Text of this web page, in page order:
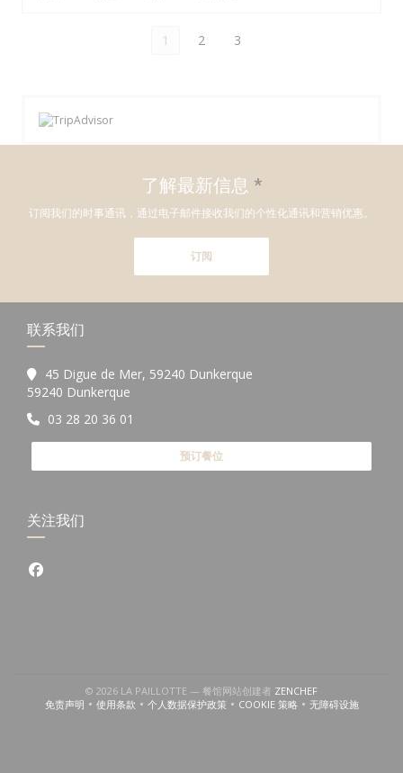
1 2 3
了解最新信息 *
订阅我们的时事通讯，通过电子邮件接收我们的个性化通讯和营销优惠。
订阅
联系我们
45 Digue de Mer, 59240 Dunkerque
59240 Dunkerque
03 28 20 36 01
预订餐位
关注我们
Facebook ((在新窗口中打开))
© 2026 LA PAILLOTTE — 餐馆网站创建者 ZENCHEF((在新窗口中打开))
免责声明((在新窗口中打开))
使用条款((在新窗口中打开))
个人数据保护政策((在新窗口中打开))
COOKIE 策略((在新窗口中打开))
无障碍设施
((在新窗口中打